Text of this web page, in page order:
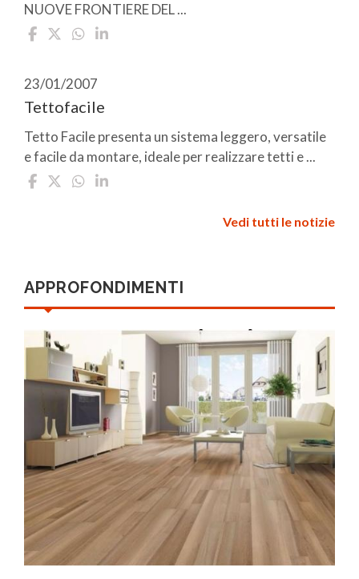
NUOVE FRONTIERE DEL ...
23/01/2007
Tettofacile
Tetto Facile presenta un sistema leggero, versatile
e facile da montare, ideale per realizzare tetti e ...
Vedi tutti le notizie
APPROFONDIMENTI